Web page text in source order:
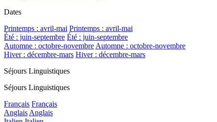
Dates
Printemps : avril-mai Printemps : avril-mai
Été : juin-septembre Été : juin-septembre
Automne : octobre-novembre Automne : octobre-novembre
Hiver : décembre-mars Hiver : décembre-mars
Séjours Linguistiques
Séjours Linguistiques
Français Français
Anglais Anglais